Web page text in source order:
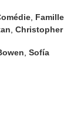
, Famille
,Christopher
,Sofía